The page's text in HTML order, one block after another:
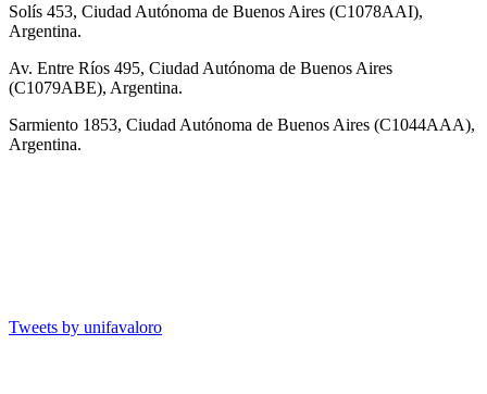
Solís 453, Ciudad Autónoma de Buenos Aires (C1078AAI),
Argentina.
Av. Entre Ríos 495, Ciudad Autónoma de Buenos Aires
(C1079ABE), Argentina.
Sarmiento 1853, Ciudad Autónoma de Buenos Aires (C1044AAA),
Argentina.